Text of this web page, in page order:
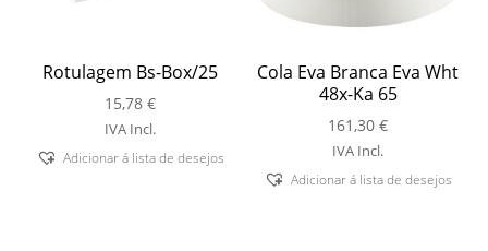
Rotulagem Bs-Box/25
15,78 €
IVA Incl.
Adicionar á lista de desejos
Cola Eva Branca Eva Wht
48x-Ka 65
161,30€
IVA Incl.
Adicionar á lista de desejos